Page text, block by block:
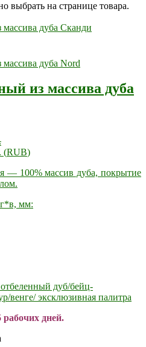
выбрать на странице товара.
из массива дуба
(RUB)
— 100% массив дуба, покрытие
мм:
дуб/бейц-
венге/ эксклюзивная палитра
дней.